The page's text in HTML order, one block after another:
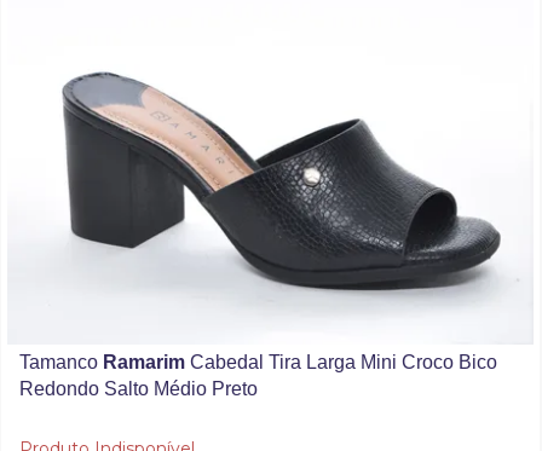
Tamanco Ramarim Cabedal Tira Larga Mini Croco Bico
Redondo Salto Médio Preto